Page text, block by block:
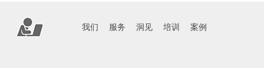
我们 服务 洞见 培训 案例